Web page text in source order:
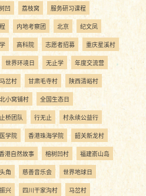
凹 荔枝窝 服务研习课程
内地考察团 北京 纪文凤
高科院 志愿者招募 重庆星溪村
世界环境日 无止学 年度交流营
岔村 甘肃毛寺村 陕西清峪村
小窝铺村 全国生态日
桥团队 行无止 村永续公益行
学院 香港珠海学院 韶关新龙村
港自然故事 榕树凹村 福建嵛山岛
角 慈善音乐会 世界地球日
兴 四川干家沟村 马岔村